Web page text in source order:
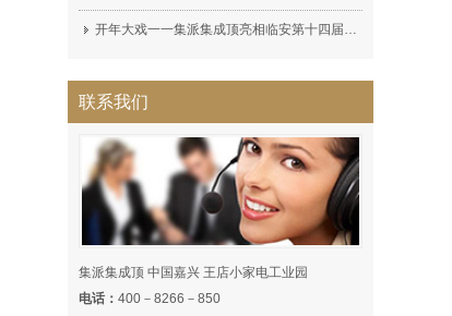
开年大戏一一集派集成顶亮相临安第十四届家装博览会，深受广大消费者喜爱！
联系我们
集派集成顶 中国嘉兴 王店小家电工业园
电话： 400－8266－850